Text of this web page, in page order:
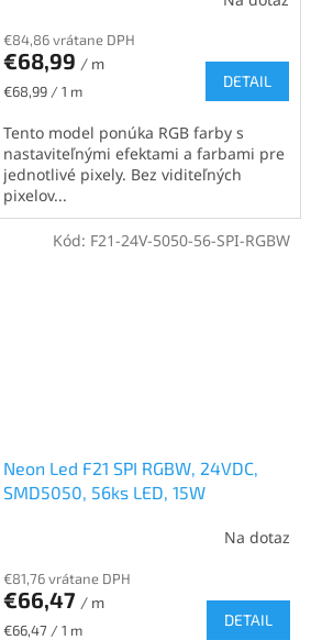
€84,86 vrátane DPH
€68,99 / m
Jednotková
€68,99 / 1 m
DETAIL
Tento model ponúka RGB farby s
nastaviteľnými efektami a farbami pre
jednotlivé pixely. Bez viditeľných
pixelov...
Neon Led F21 SPI RGBW, 24VDC,
SMD5050, 56ks LED, 15W
Na dotaz
€81,76 vrátane DPH
€66,47 / m
Jednotková
€66,47 / 1 m
DETAIL
Kód: F21-24V-5050-56-SPI-RGBW